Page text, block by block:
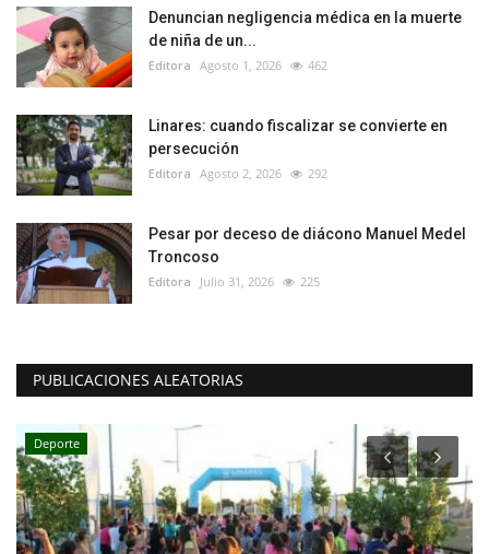
Denuncian negligencia médica en la muerte
de niña de un...
Editora Agosto 1, 2026 462
Linares: cuando fiscalizar se convierte en
persecución
Editora Agosto 2, 2026 292
Pesar por deceso de diácono Manuel Medel
Troncoso
Editora Julio 31, 2026 225
PUBLICACIONES ALEATORIAS
Deporte